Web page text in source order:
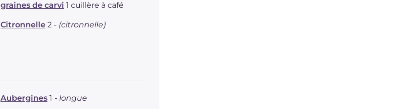
graines de carvi 1 cuillère à café
Citronnelle 2 - (citronnelle)
Aubergines 1 - longue